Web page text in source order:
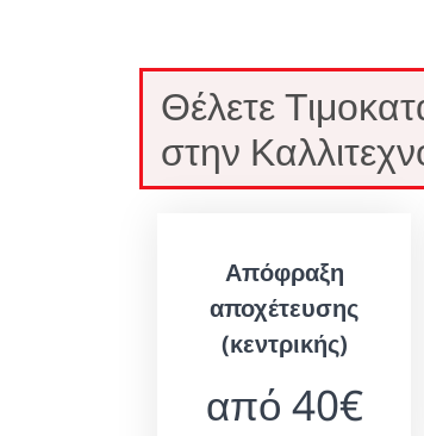
Θέλετε
στην
Απόφραξη
αποχέτευσης
(κεντρικής)
από 40€